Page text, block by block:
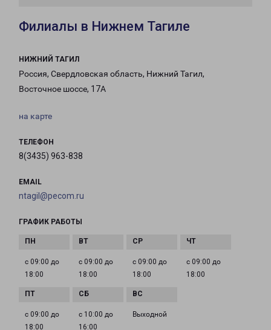
Филиалы в Нижнем Тагиле
НИЖНИЙ ТАГИЛ
Россия, Свердловская область, Нижний Тагил,
Восточное шоссе, 17А
на карте
ТЕЛЕФОН
8(3435) 963-838
EMAIL
ntagil@pecom.ru
ГРАФИК РАБОТЫ
с 09:00 до
18:00
с 09:00 до
18:00
с 09:00 до
18:00
с 09:00 до
18:00
с 09:00 до
18:00
с 10:00 до
16:00
Выходной